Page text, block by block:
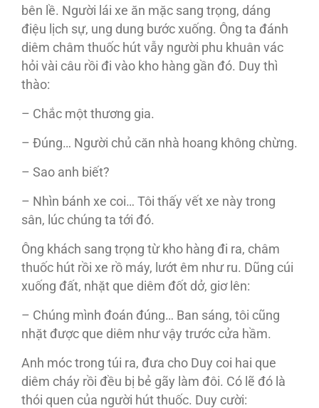
bên lề. Người lái xe ăn mặc sang trọng, dáng
điệu lịch sự, ung dung bước xuống. Ông ta đánh
diêm châm thuốc hút vẫy người phu khuân vác
hỏi vài câu rồi đi vào kho hàng gần đó. Duy thì
thào:
– Chắc một thương gia.
– Đúng… Người chủ căn nhà hoang không chừng.
– Sao anh biết?
– Nhìn bánh xe coi… Tôi thấy vết xe này trong
sân, lúc chúng ta tới đó.
Ông khách sang trọng từ kho hàng đi ra, châm
thuốc hút rồi xe rồ máy, lướt êm như ru. Dũng cúi
xuống đất, nhặt que diêm đốt dở, giơ lên:
– Chúng mình đoán đúng… Ban sáng, tôi cũng
nhặt được que diêm như vậy trước cửa hầm.
Anh móc trong túi ra, đưa cho Duy coi hai que
diêm cháy rồi đều bị bẻ gãy làm đôi. Có lẽ đó là
thói quen của người hút thuốc. Duy cười: